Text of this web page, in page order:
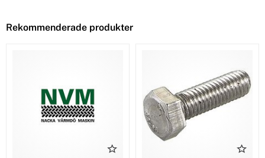
Rekommenderade produkter